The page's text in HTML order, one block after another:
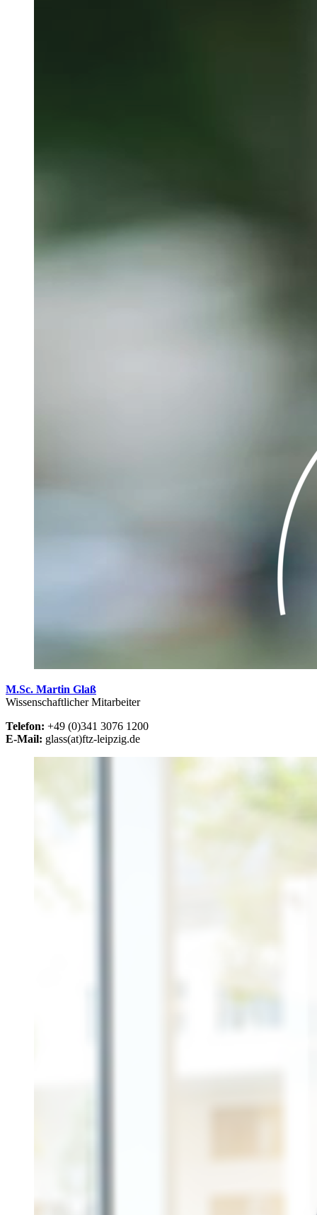
M.Sc. Martin Glaß
Wissenschaftlicher Mitarbeiter
Telefon: +49 (0)341 3076 1200
E-Mail: glass(at)ftz-leipzig.de